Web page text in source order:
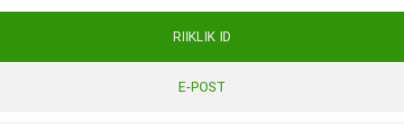
RIIKLIK ID
E-POST